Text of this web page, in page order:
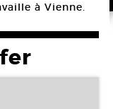
à Vienne.